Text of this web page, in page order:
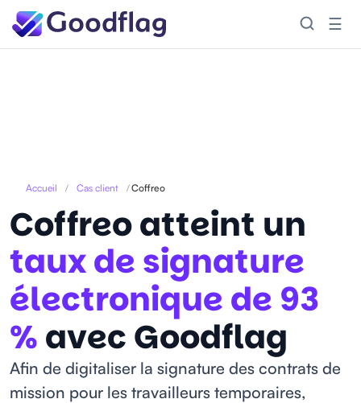
☰
Accueil / Cas client /Coffreo
Coffreo atteint un
taux de signature
électronique de 93
%avec Goodflag
Afin de digitaliser la signature des contrats de
mission pour les travailleurs temporaires,